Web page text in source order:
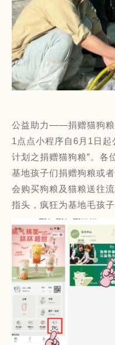
公益助力——捐赠猫狗粮
1点点小程序自6月1日
计划之捐赠猫狗粮”。各
基地孩子们捐赠狗粮或
会购买狗粮及猫粮送往
指头，疯狂为基地毛孩